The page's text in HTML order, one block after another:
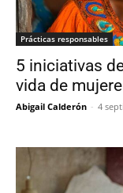
Prácticas responsables
5 iniciativas
vida de
Abigail Calderón - 4